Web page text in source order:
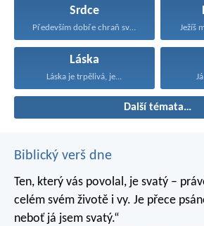
Srdce
Především dobře chraň své... Ježíš
Láska
Láska je trpělivá, je...
Další témata…
Biblický verš dne
Ten, který vás povolal, je svatý –
celém svém životě i vy. Je přece
neboť já jsem svatý.“